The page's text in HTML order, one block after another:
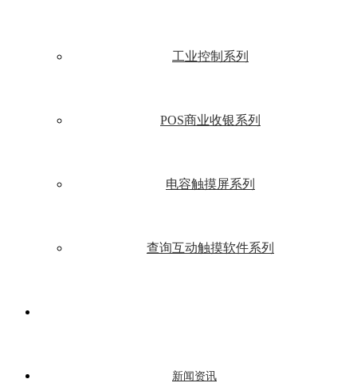
工业控制系列
POS商业收银系列
电容触摸屏系列
查询互动触摸软件系列
新闻资讯